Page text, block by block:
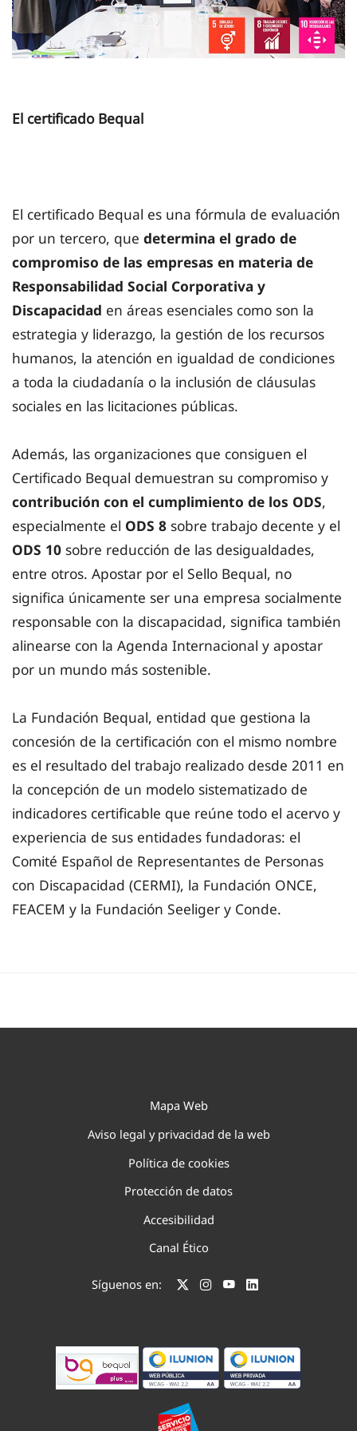
El certificado Bequal
El certificado Bequal es una fórmula de evaluación
por un tercero, que determina el grado de
compromiso de las empresas en materia de
Responsabilidad Social Corporativa y
Discapacidad en áreas esenciales como son la
estrategia y liderazgo, la gestión de los recursos
humanos, la atención en igualdad de condiciones
a toda la ciudadanía o la inclusión de cláusulas
sociales en las licitaciones públicas.
Además, las organizaciones que consiguen el
Certificado Bequal demuestran su compromiso y
contribución con el cumplimiento de los ODS,
especialmente el ODS 8 sobre trabajo decente y el
ODS 10 sobre reducción de las desigualdades,
entre otros. Apostar por el Sello Bequal, no
significa únicamente ser una empresa socialmente
responsable con la discapacidad, significa también
alinearse con la Agenda Internacional y apostar
por un mundo más sostenible.
La Fundación Bequal, entidad que gestiona la
concesión de la certificación con el mismo nombre
es el resultado del trabajo realizado desde 2011 en
la concepción de un modelo sistematizado de
indicadores certificable que reúne todo el acervo y
experiencia de sus entidades fundadoras: el
Comité Español de Representantes de Personas
con Discapacidad (CERMI), la Fundación ONCE,
FEACEM y la Fundación Seeliger y Conde.
Mapa Web
Aviso legal y privacidad de la web
Política de cookies
Protección de datos
Accesibilidad
Canal Ético
Síguenos en: